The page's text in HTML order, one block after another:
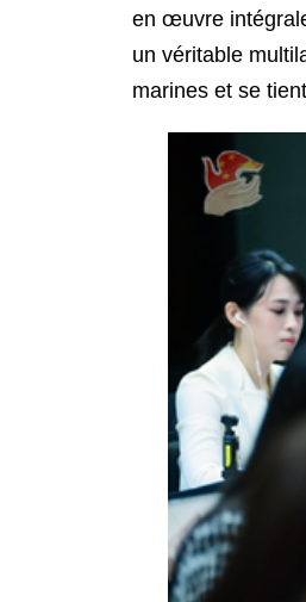
en œuvre
un véritable
marines et se